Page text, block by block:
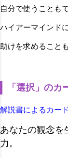
自分で使うことも
ハイアーマインド
助けを求めること
「選択」のカ
解説書によるカー
あなたの観念を
力。